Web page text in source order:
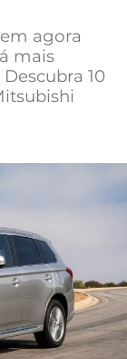
agora
mais
10